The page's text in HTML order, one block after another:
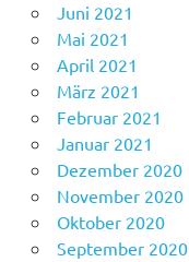
Juni 2021
Mai 2021
April 2021
März 2021
Februar 2021
Januar 2021
Dezember 2020
November 2020
Oktober 2020
September 2020